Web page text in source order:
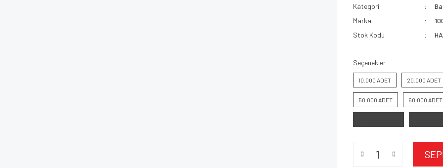
Kategori
Marka
Stok Kodu
Seçenekler
10.000 ADET 20.000 ADET
50.000 ADET 60.000 ADET